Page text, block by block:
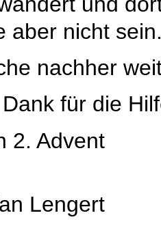
aber nicht
nachher
für die
2. Advent
Lengert